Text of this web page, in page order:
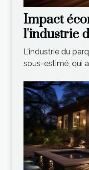
Impact
l'industrie
L'industrie du
sous-estimé, qui